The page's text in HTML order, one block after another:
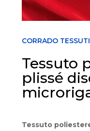
CORRADO TESSUTI
Tessuto
plissé
Tessuto